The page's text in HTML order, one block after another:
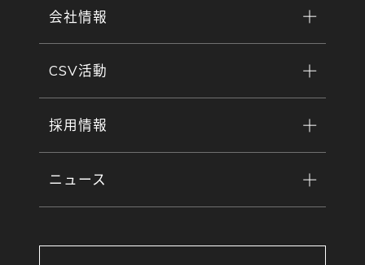
会社情報
CSV活動
採用情報
ニュース